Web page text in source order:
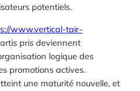
potentiels.
www.vertical-tair-
pris deviennent
logique des
promotions actives.
une maturité nouvelle, et